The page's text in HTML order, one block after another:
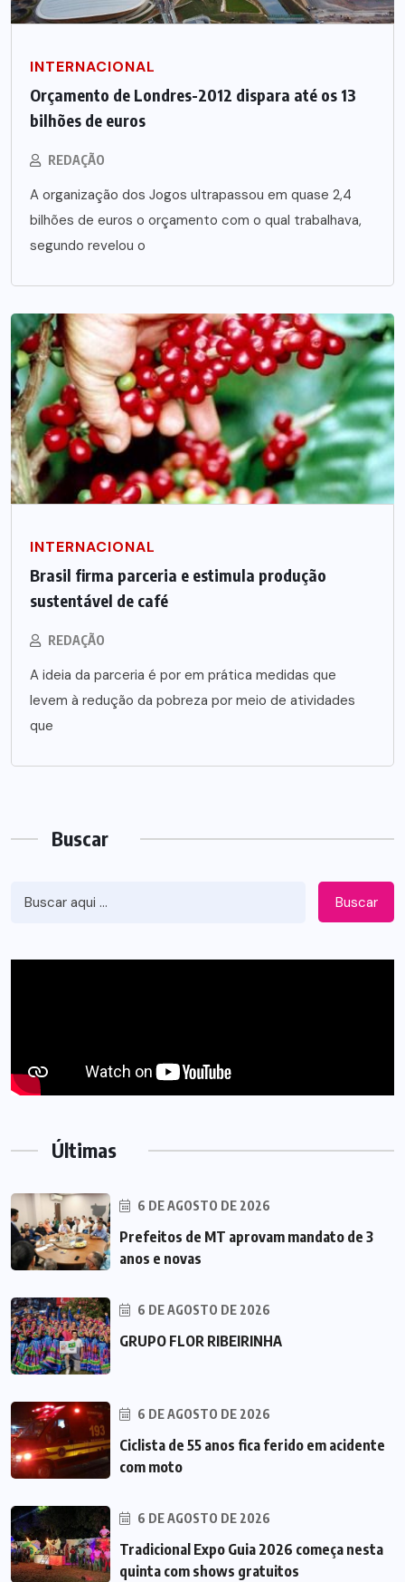
INTERNACIONAL
Orçamento de Londres-2012 dispara até os 13
bilhões de euros
REDAÇÃO
A organização dos Jogos ultrapassou em quase 2,4
bilhões de euros o orçamento com o qual trabalhava,
segundo revelou o
INTERNACIONAL
Brasil firma parceria e estimula produção
sustentável de café
REDAÇÃO
A ideia da parceria é por em prática medidas que
levem à redução da pobreza por meio de atividades
que
Buscar
Buscar
Últimas
6 DE AGOSTO DE 2026
Prefeitos de MT aprovam mandato de 3
anos e novas
6 DE AGOSTO DE 2026
GRUPO FLOR RIBEIRINHA
6 DE AGOSTO DE 2026
Ciclista de 55 anos fica ferido em acidente
com moto
6 DE AGOSTO DE 2026
Tradicional Expo Guia 2026 começa nesta
quinta com shows gratuitos